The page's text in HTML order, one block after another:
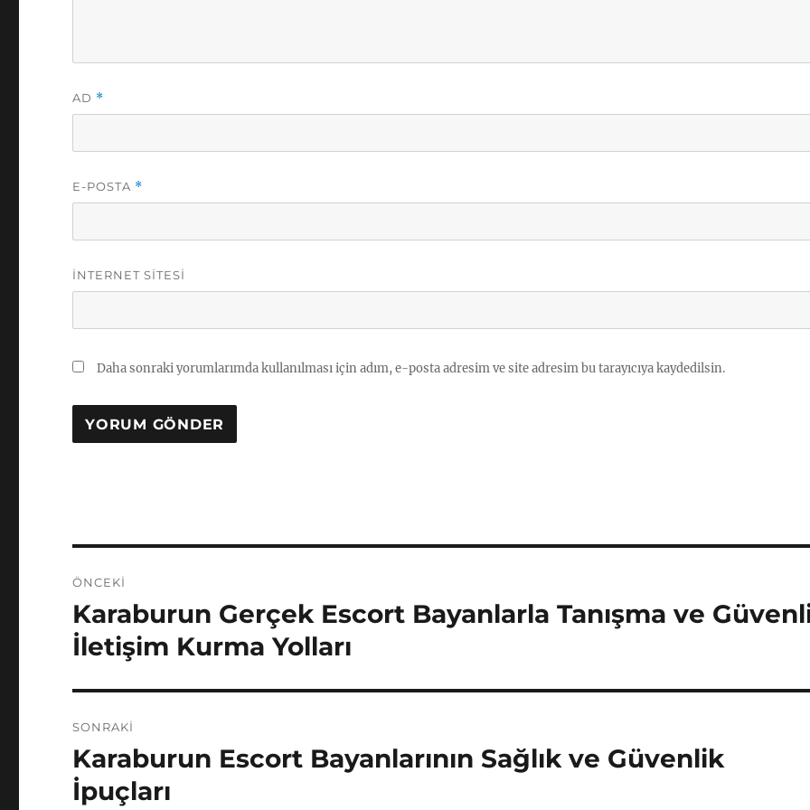
AD *
E-POSTA *
İNTERNET SITESI
Daha sonraki yorumlarımda kullanılması için adım, e-posta adresim ve site adresim bu tarayıcıya kaydedilsin.
gezinmesi
ÖNCEKI
Önceki
yazı:
Karaburun Gerçek Escort Bayanlarla Tanışma ve
İletişim Kurma Yolları
SONRAKI
Sonraki
yazı:
Karaburun Escort Bayanlarının Sağlık ve Güvenlik
İpuçları